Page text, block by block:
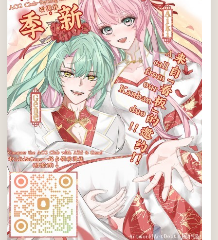
团之一，ACG社始终秉持“温肯ACGN亚文化爱好者的温馨小家”这
一理念。我们不仅在线上交流ACG作品，还在线下举办丰富多彩
的活动，如周常聚会、动画放映会等，只为热爱ACG的你提供一
个...
2026年03月05日(周四) 08:00 AM至2026年04月09日(周四)
12:00 AM
SLAC
所有温肯学生